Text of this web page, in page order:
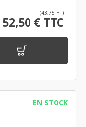
(43,75 HT)
52,50 € TTC
EN STOCK